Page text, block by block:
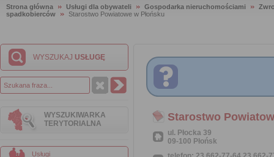
Strona główna Usługi dla obywateli Gospodarka nieruchomościami
spadkobierców
Starostwo Powiatowe w Płońsku
WYSZUKAJ USŁUGĘ
WYSZUKIWARKA
TERYTORIALNA
Usługi
Starostwo
ul. Płocka 39
09-100 Płońsk